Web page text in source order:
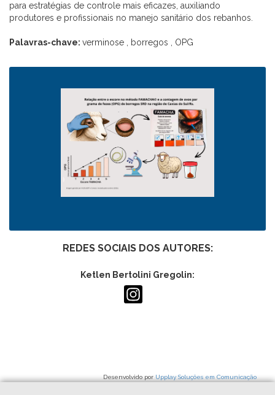
para estratégias de controle mais eficazes, auxiliando
produtores e profissionais no manejo sanitário dos rebanhos.
Palavras-chave: verminose , borregos , OPG
REDES SOCIAIS DOS AUTORES:
Ketlen Bertolini Gregolin:
Desenvolvido por Upplay Soluções em Comunicação